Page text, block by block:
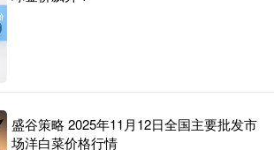
盛谷策略 2025年11月12日全国主要批发市
场洋白菜价格行情